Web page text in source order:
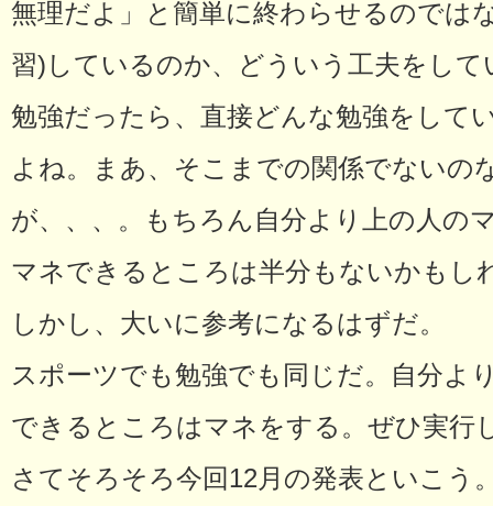
無理だよ」と簡単に終わらせるのでは
習)しているのか、どういう工夫をし
勉強だったら、直接どんな勉強をして
よね。まあ、そこまでの関係でないの
が、、、。もちろん自分より上の人の
マネできるところは半分もないかもし
しかし、大いに参考になるはずだ。
スポーツでも勉強でも同じだ。自分よ
できるところはマネをする。ぜひ実行
さてそろそろ今回12月の発表といこう